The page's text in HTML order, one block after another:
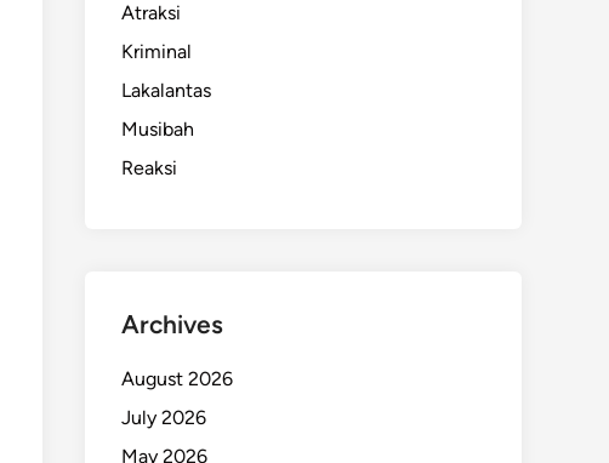
Atraksi
Kriminal
Lakalantas
Musibah
Reaksi
Archives
August 2026
July 2026
May 2026